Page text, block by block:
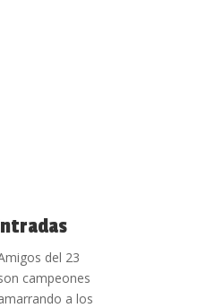
del 23
campeones
a los